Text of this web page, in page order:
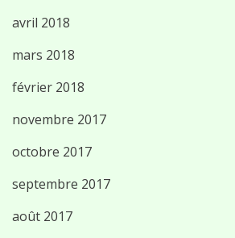
avril 2018
mars 2018
février 2018
novembre 2017
octobre 2017
septembre 2017
août 2017